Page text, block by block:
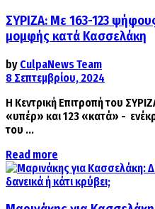
ΣΥΡΙΖΑ: Με 163-123
μομφής κατά Κασσελάκη
by CulpaNews Team
8 Σεπτεμβρίου, 2024
Η Κεντρική Επιτροπή του
«υπέρ» και 123 «κατά» -
του ...
Read more